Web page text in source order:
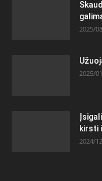
2025/
2025/
kirsti
2024/